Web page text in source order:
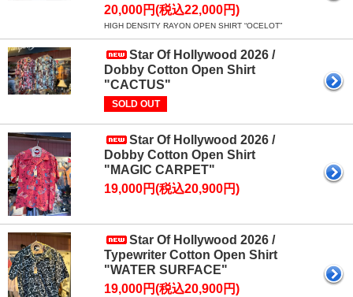
20,000円(税込22,000円)
HIGH DENSITY RAYON OPEN SHIRT “OCELOT”
Star Of Hollywood 2026 /
Dobby Cotton Open Shirt
"CACTUS"
SOLD OUT
Star Of Hollywood 2026 /
Dobby Cotton Open Shirt
"MAGIC CARPET"
19,000円(税込20,900円)
Star Of Hollywood 2026 /
Typewriter Cotton Open Shirt
"WATER SURFACE"
19,000円(税込20,900円)